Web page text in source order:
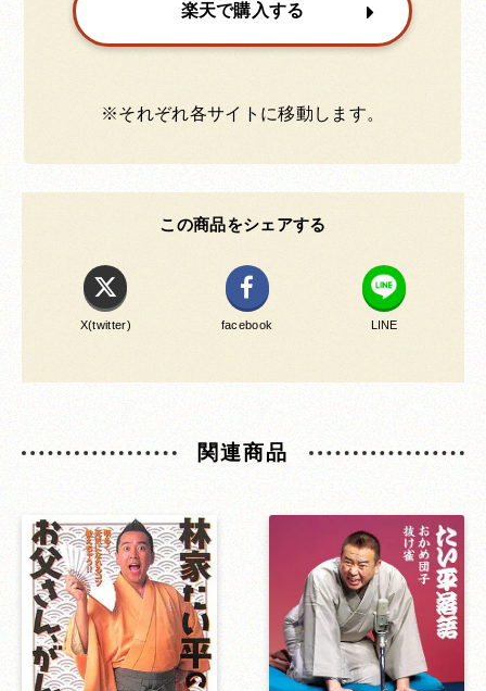
楽天で購入する
※それぞれ各サイトに移動します。
この商品をシェアする
X(twitter) facebook LINE
関連商品